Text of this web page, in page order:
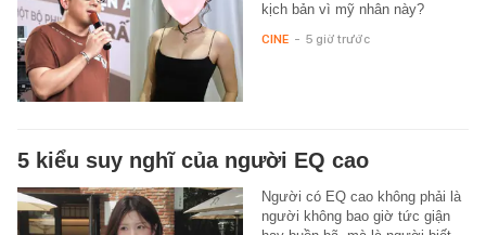
kịch bản vì mỹ nhân này?
CINE - 5 giờ trước
5 kiểu suy nghĩ của người EQ cao
Người có EQ cao không phải là
người không bao giờ tức giận